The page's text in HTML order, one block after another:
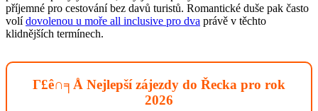
příjemné pro cestování bez davů turistů. Romantické duše pak často
volídovolenou u moře all inclusive pro dva právě v těchto
klidnějších termínech.
Γ£ê∩╕Å Nejlepší zájezdy do Řecka pro rok
2026